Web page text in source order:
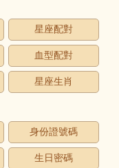
星座配對
血型配對
星座生肖
身份證號碼
生日密碼